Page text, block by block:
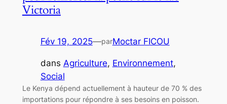
Victoria
Fév 19, 2025—parMoctar FICOU
dans Agriculture, Environnement
Social
Le Kenya dépend actuellement à hauteur de 70 % des
importations pour répondre à ses besoins en poisson.